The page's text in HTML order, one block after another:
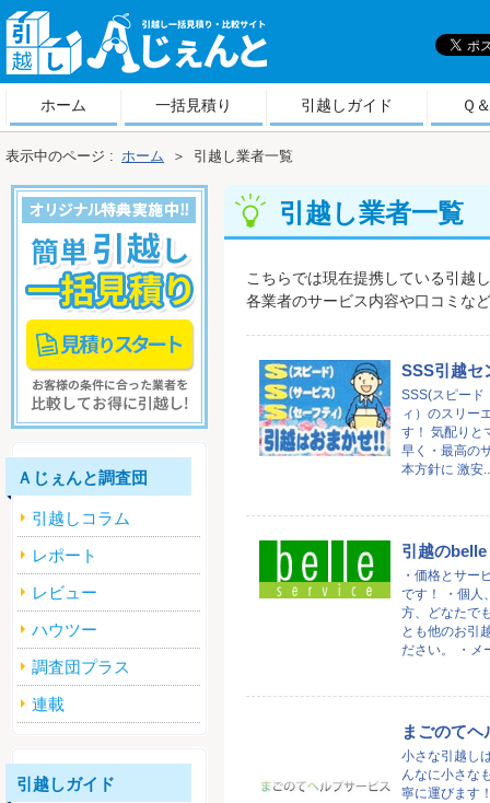
越しＡじぇんと
ホーム 一括見積り 引越しガイド Ｑ
表示中のページ : ホーム ＞ 引越し業者一覧
引越し業者一覧
こちらでは現在提携している引越
各業者のサービス内容や口コミな
SSS引越セ
SSS(スピード
ィ）のスリー
す！ 気配りと
早く・最高の
本方針に 激安
引越の
・価格とサー
です！ ・個人
方、どなたで
とも他のお引
ださい。 ・メ
まごのてヘ
小さな引越し
んなに小さな
寧に運びます
Ａじぇんと調査団
引越しコラム
レポート
レビュー
ハウツー
調査団プラス
連載
引越しガイド